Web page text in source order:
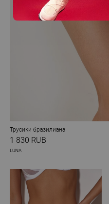
Трусики бразилиана
1 830 RUB
LUNA